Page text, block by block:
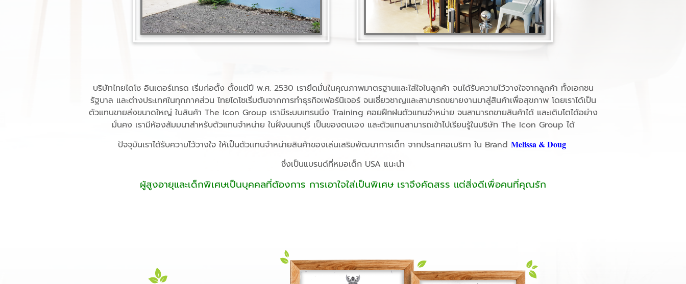
บริษัทไทยไดโซ อินเตอร์เทรด เริ่มก่อตั้ง ตั้งแต่ปี พ.ศ. 2530 เรายึดมั่นในคุณภาพมาตรฐานและใส่ใจในลูกค้า จนได้รับความไว้วางใจจากลูกค้า ทั้งเอกชน
รัฐบาล และต่างประเทศในทุกภาคส่วน ไทยไดโซเริ่มต้นจากการทำธุรกิจเฟอร์นิเจอร์ จนเชี่ยวชาญและสามารถขยายงานมาสู่สินค้าเพื่อสุขภาพ โดยเราได้เป็น
ตัวแทนขายส่งขนาดใหญ่ ในสินค้า The Icon Group เรามีระบบเทรนนิ่ง Training คอยฝึกฝนตัวแทนจำหน่าย จนสามารถขายสินค้าได้ และเติบโตได้อย่าง
มั่นคง เรามีห้องสัมมนาสำหรับตัวแทนจำหน่าย ในฝั่งนนทบุรี เป็นของตนเอง และตัวแทนสามารถเข้าไปเรียนรู้ในบริษัท The Icon Group ได้
ปัจจุบันเราได้รับความไว้วางใจ ให้เป็นตัวเเทนจำหน่ายสินค้าของเล่นเสริมพัฒนาการเด็ก จากประเทศอเมริกา ใน Brand Melissa & Doug
ซึ่งเป็นแบรนด์ที่หมอเด็ก USA แนะนำ
ผู้สูงอายุและเด็กพิเศษเป็นบุคคลที่ต้องการ การเอาใจใส่เป็นพิเศษ เราจึงคัดสรร แต่สิ่งดีเพื่อคนที่คุณรัก